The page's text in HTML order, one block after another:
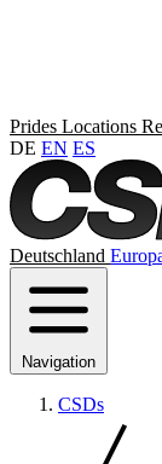
Prides Locations
DE EN ES
Deutschland
Navigation
CSDs